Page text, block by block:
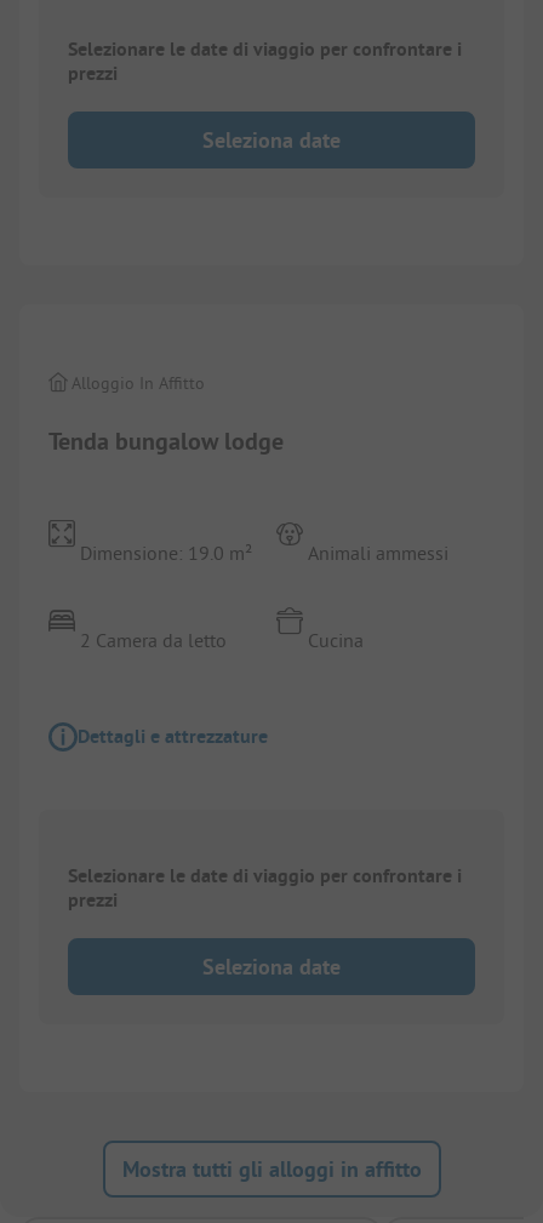
Selezionare le date di viaggio per confrontare i
prezzi
Seleziona date
Tenda bungalow lodge
Alloggio In Affitto
Dimensione: 19.0 m²
2 Camera da letto
Animali ammessi
Cucina
Dettagli e attrezzature
Selezionare le date di viaggio per confrontare i
prezzi
Seleziona date
Mostra tutti gli alloggi in affitto